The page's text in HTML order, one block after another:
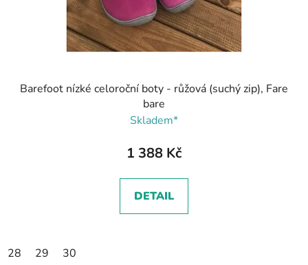
Barefoot nízké celoroční boty - růžová (suchý zip), Fare
bare
Skladem*
1 388 Kč
DETAIL
28 29 30